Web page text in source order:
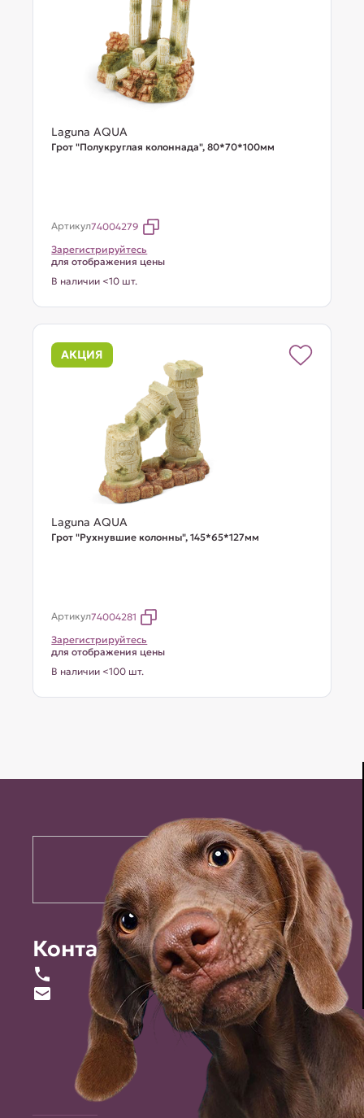
Laguna AQUA
Грот "Полукруглая колоннада", 80*70*100мм
Артикул74004279
Зарегистрируйтесь
для отображения цены
В наличии <10 шт.
АКЦИЯ
Laguna AQUA
Грот "Рухнувшие колонны", 145*65*127мм
Артикул74004281
Зарегистрируйтесь
для отображения цены
В наличии <100 шт.
Контакты